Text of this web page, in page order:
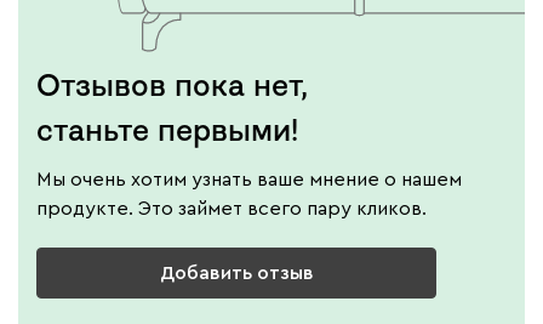
Отзывов пока нет,
станьте первыми!
Мы очень хотим узнать ваше мнение о нашем
продукте. Это займет всего пару кликов.
Добавить отзыв